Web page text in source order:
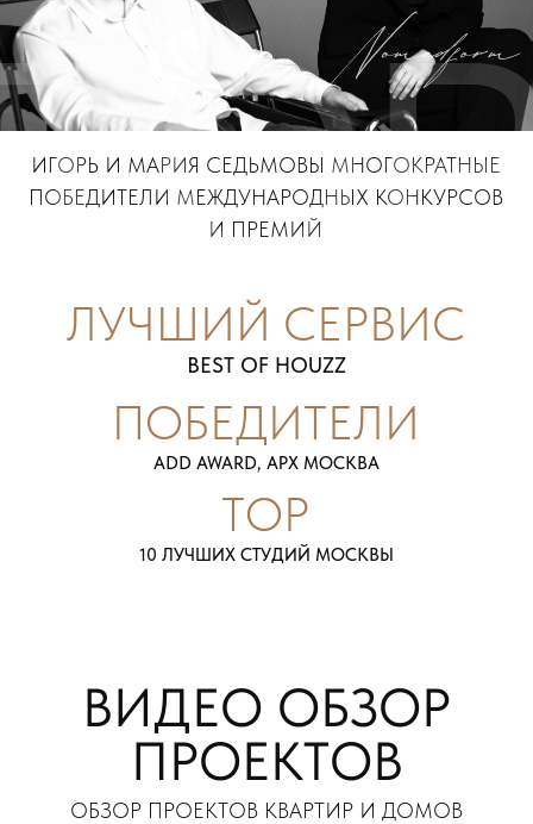
ИГОРЬ И МАРИЯ СЕДЬМОВЫ МНОГОКРАТНЫЕ
ПОБЕДИТЕЛИ МЕЖДУНАРОДНЫХ КОНКУРСОВ
И ПРЕМИЙ
10 ЛУЧШИХ СТУДИЙ МОСКВЫ
TOP
ПОБЕДИТЕЛИ
ADD AWARD, APX МОСКВА
ЛУЧШИЙ СЕРВИС
BEST OF HOUZZ
ВИДЕО ОБЗОР
ПРОЕКТОВ
ОБЗОР ПРОЕКТОВ КВАРТИР И ДОМОВ